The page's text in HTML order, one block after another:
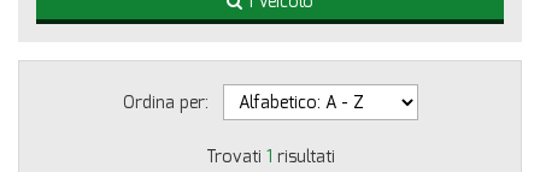
Ordina per:
Trovati 1 risultati